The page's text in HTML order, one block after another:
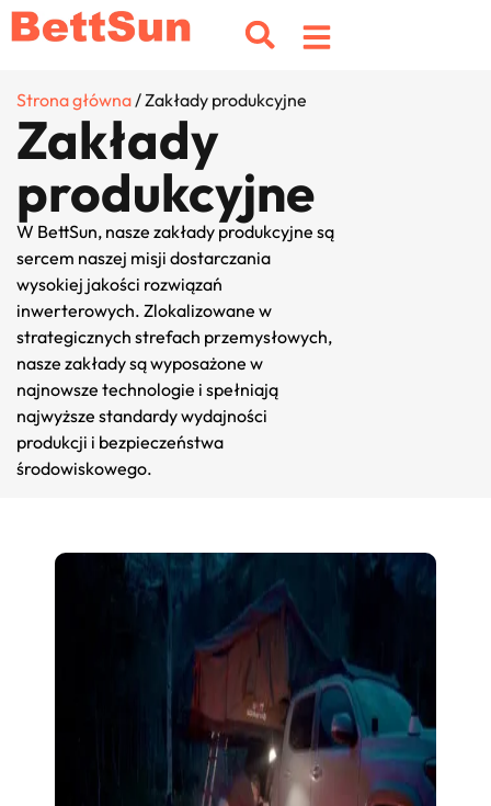
Strona główna/ Zakłady produkcyjne
Zakłady
produkcyjne
W BettSun, nasze zakłady produkcyjne są
sercem naszej misji dostarczania
wysokiej jakości rozwiązań
inwerterowych. Zlokalizowane w
strategicznych strefach przemysłowych,
nasze zakłady są wyposażone w
najnowsze technologie i spełniają
najwyższe standardy wydajności
produkcji i bezpieczeństwa
środowiskowego.